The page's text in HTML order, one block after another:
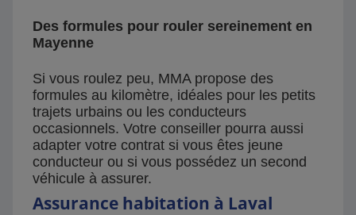
Des formules pour rouler sereinement en
Mayenne
Si vous roulez peu, MMA propose des
formules au kilomètre, idéales pour les petits
trajets urbains ou les conducteurs
occasionnels. Votre conseiller pourra aussi
adapter votre contrat si vous êtes jeune
conducteur ou si vous possédez un second
véhicule à assurer.
Assurance habitation à Laval